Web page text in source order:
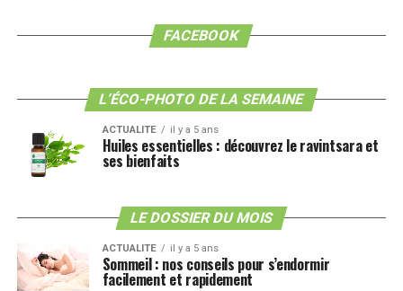
FACEBOOK
L’ÉCO-PHOTO DE LA SEMAINE
ACTUALITE il y a 5 ans
Huiles essentielles : découvrez le ravintsara et
ses bienfaits
LE DOSSIER DU MOIS
ACTUALITE il y a 5 ans
Sommeil : nos conseils pour s’endormir
facilement et rapidement